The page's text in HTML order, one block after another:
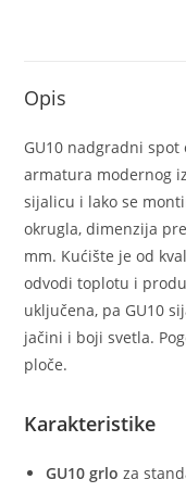
Opis
GU10 nadgradni
armatura modernog
sijalicu i lako se
okrugla, dimenzija
mm. Kućište je od
odvodi toplotu i
uključena, pa GU10
jačini i boji svetla.
ploče.
Karakteristike
GU10 grlo za